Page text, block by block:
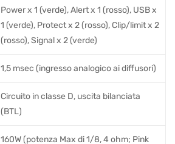
Power x 1 (verde), Alert x 1 (rosso), USB x
1 (verde), Protect x 2 (rosso), Clip/limit x 2
(rosso), Signal x 2 (verde)
1,5 msec (ingresso analogico ai diffusori)
Circuito in classe D, uscita bilanciata
(BTL)
160W (potenza Max di 1/8, 4 ohm; Pink